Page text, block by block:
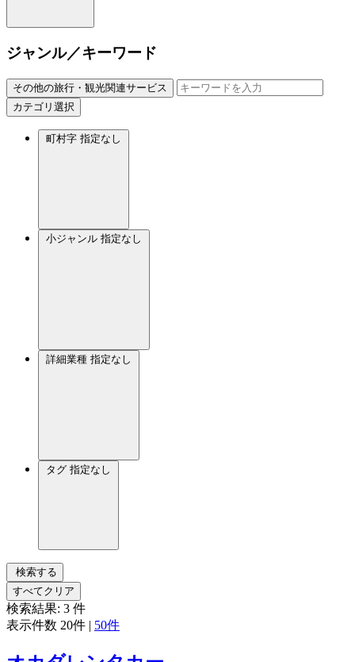
ジャンル／キーワード
その他の旅行・観光関連サービス
カテゴリ選択
町村字 指定なし
小ジャンル 指定なし
詳細業種 指定なし
タグ 指定なし
検索する
すべてクリア
検索結果: 3 件
表示件数 20件 | 50件